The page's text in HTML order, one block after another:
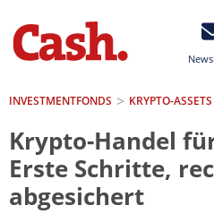
INVESTMENTFONDS KRYPTO-ASSETS
Krypto-Handel
Erste Schritte,
abgesichert